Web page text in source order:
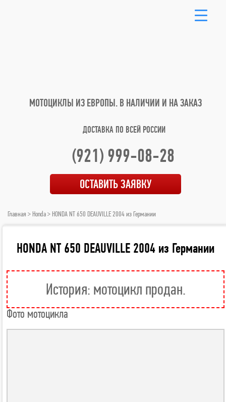
МОТОЦИКЛЫ ИЗ ЕВРОПЫ. В НАЛИЧИИ И НА ЗАКАЗ
ДОСТАВКА ПО ВСЕЙ РОССИИ
(921) 999-08-28
ОСТАВИТЬ ЗАЯВКУ
Главная > Honda> HONDA NT 650 DEAUVILLE 2004 из Германии
HONDA NT 650 DEAUVILLE 2004 из Германии
История: мотоцикл продан.
Фото мотоцикла